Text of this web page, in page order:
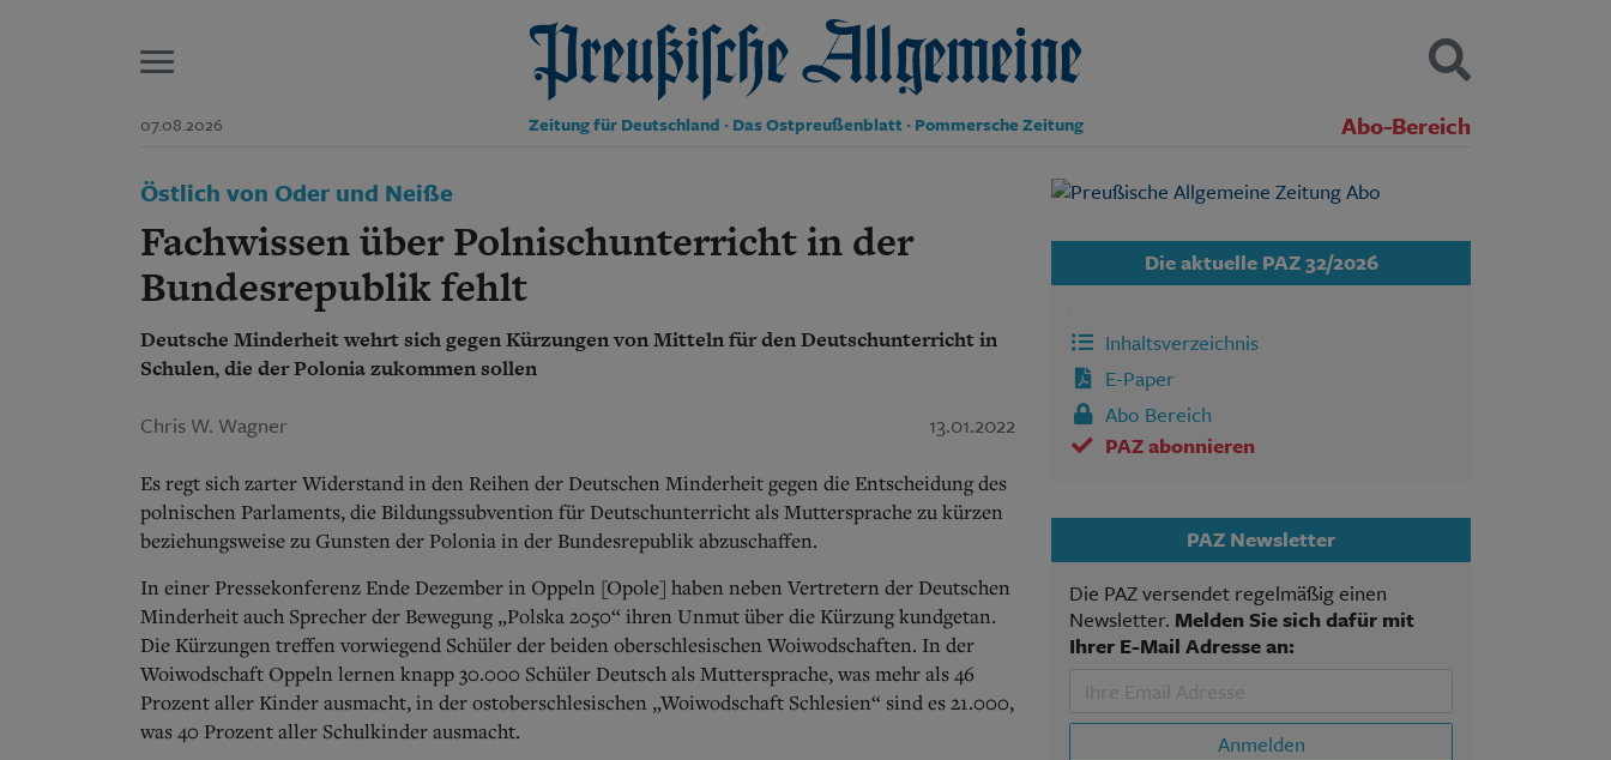
07.08.2026 Preußische Allgemeine Zeitung
Zeitung für Deutschland · Das Ostpreußenblatt · Pommersche Zeitung Abo-Bereich
Start
Aktuelle Ausgabe
Abonnenten-Login
Abonnent werden
Archiv
Mediadaten
Wirtschaft
Geschichte
Danzig und Westpreußen
Bücher
Kontakt
Datenschutz
Suchen und finden
SUCHEN
Östlich von Oder und Neiße
Fachwissen über Polnischunterricht in der
Bundesrepublik fehlt
Deutsche Minderheit wehrt sich gegen Kürzungen von Mitteln für den Deutschunterricht in
Schulen, die der Polonia zukommen sollen
Chris W. Wagner 13.01.2022
Es regt sich zarter Widerstand in den Reihen der Deutschen Minderheit gegen die Entscheidung des
polnischen Parlaments, die Bildungssubvention für Deutschunterricht als Muttersprache zu kürzen
beziehungsweise zu Gunsten der Polonia in der Bundesrepublik abzuschaffen.
In einer Pressekonferenz Ende Dezember in Oppeln [Opole] haben neben Vertretern der Deutschen
Minderheit auch Sprecher der Bewegung „Polska 2050“ ihren Unmut über die Kürzung kundgetan.
Die Kürzungen treffen vorwiegend Schüler der beiden oberschlesischen Woiwodschaften. In der
Woiwodschaft Oppeln lernen knapp 30.000 Schüler Deutsch als Muttersprache, was mehr als 46
Prozent aller Kinder ausmacht, in der ostoberschlesischen „Woiwodschaft Schlesien“ sind es 21.000,
was 40 Prozent aller Schulkinder ausmacht.
Die aktuelle PAZ 32/2026
Inhaltsverzeichnis
E-Paper
Abo Bereich
PAZ abonnieren
PAZ Newsletter
Die PAZ versendet regelmäßig einen
Newsletter. Melden Sie sich dafür mit
Ihrer E-Mail Adresse an:
Anmelden